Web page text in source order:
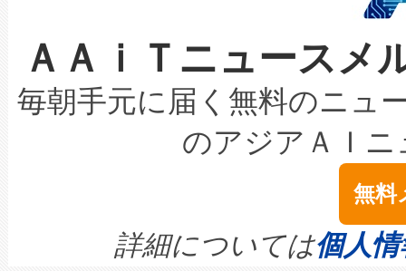
取得できる可能性もあります
設には、3億～4億ドルかか
最高経営責任者（CEO）であ
す。「当社のfully-connected
ームを利用すれば、6,000万
きます。この効率性は、フェ
限を超えて利用可能な電力容
持できるよう貢献します。こ
ービスレベル契約（SLA）違
テリー性能の劣化によるダウ
念は、現在データセンターが
ます。 Voltaiq provides a
quality and reliability for AI
なレーザースポットにより、
な環境下でも豊かなディテー
キロメートル範囲を検出
LiDAR for Inspections,
は1535 nmレーザーを搭載。
イズの小径化を実現すること
す。ノーマルモードでは、
ＡＡｉＴニュース
毎朝手元に届く無料のニュ
のアジアＡＩ
無料
詳細については個人